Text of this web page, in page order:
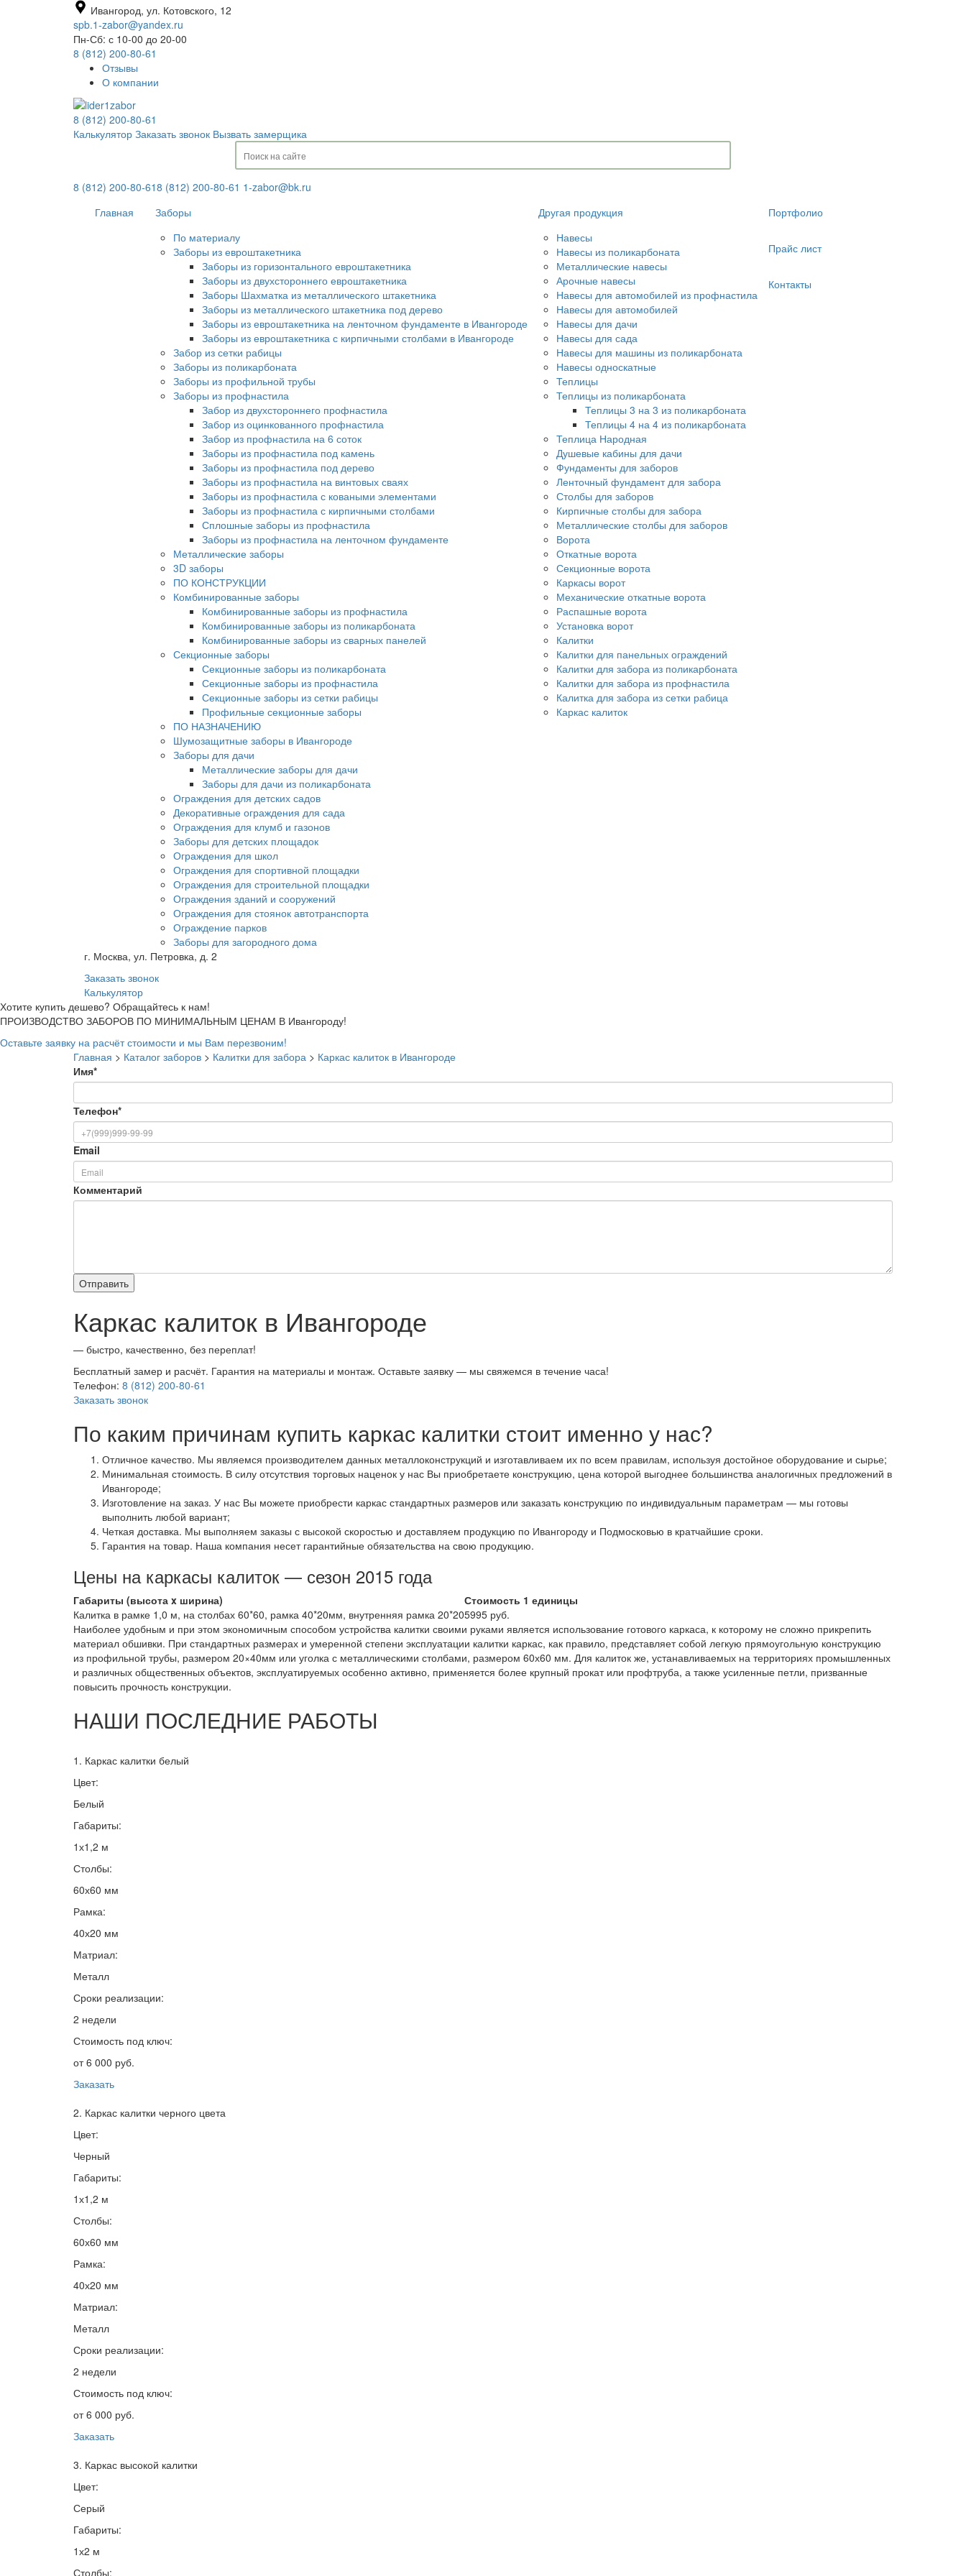
Ивангород, ул. Котовского, 12
spb.1-zabor@yandex.ru
Пн-Сб: с 10-00 до 20-00
8 (812) 200-80-61
Отзывы
О компании
8 (812) 200-80-61
Калькулятор Заказать звонок Вызвать замерщика
8 (812) 200-80-61
Главная
Заборы
По материалу
Заборы из евроштакетника
Заборы из горизонтального евроштакетника
Заборы из двухстороннего евроштакетника
Заборы Шахматка из металлического штакетника
Заборы из металлического штакетника под дерево
Заборы из евроштакетника на ленточном фундаменте в Ивангороде
Заборы из евроштакетника с кирпичными столбами в Ивангороде
Забор из сетки рабицы
Заборы из поликарбоната
Заборы из профильной трубы
Заборы из профнастила
Забор из двухстороннего профнастила
Забор из оцинкованного профнастила
Забор из профнастила на 6 соток
Заборы из профнастила под камень
Заборы из профнастила под дерево
Заборы из профнастила на винтовых сваях
Заборы из профнастила с коваными элементами
Заборы из профнастила с кирпичными столбами
Сплошные заборы из профнастила
Заборы из профнастила на ленточном фундаменте
Металлические заборы
3D заборы
ПО КОНСТРУКЦИИ
Комбинированные заборы
Комбинированные заборы из профнастила
Комбинированные заборы из поликарбоната
Комбинированные заборы из сварных панелей
Секционные заборы
Секционные заборы из поликарбоната
Секционные заборы из профнастила
Секционные заборы из сетки рабицы
Профильные секционные заборы
ПО НАЗНАЧЕНИЮ
Шумозащитные заборы в Ивангороде
Заборы для дачи
Металлические заборы для дачи
Заборы для дачи из поликарбоната
Ограждения для детских садов
Декоративные ограждения для сада
Ограждения для клумб и газонов
Заборы для детских площадок
Ограждения для школ
Ограждения для спортивной площадки
Ограждения для строительной площадки
Ограждения зданий и сооружений
Ограждения для стоянок автотранспорта
Ограждение парков
Заборы для загородного дома
Другая продукция
Навесы
Навесы из поликарбоната
Металлические навесы
Арочные навесы
Навесы для автомобилей из профнастила
Навесы для автомобилей
Навесы для дачи
Навесы для сада
Навесы для машины из поликарбоната
Навесы односкатные
Теплицы
Теплицы из поликарбоната
Теплицы 3 на 3 из поликарбоната
Теплицы 4 на 4 из поликарбоната
Теплица Народная
Душевые кабины для дачи
Фундаменты для заборов
Ленточный фундамент для забора
Столбы для заборов
Кирпичные столбы для забора
Металлические столбы для заборов
Ворота
Откатные ворота
Секционные ворота
Каркасы ворот
Механические откатные ворота
Распашные ворота
Установка ворот
Калитки
Калитки для панельных ограждений
Калитки для забора из поликарбоната
Калитки для забора из профнастила
Калитка для забора из сетки рабица
Каркас калиток
Портфолио
Прайс лист
Контакты
8 (812) 200-80-61 1-zabor@bk.ru
г. Москва, ул. Петровка, д. 2
Заказать звонок
Калькулятор
Хотите купить дешево? Обращайтесь к нам!
ПРОИЗВОДСТВО ЗАБОРОВ ПО МИНИМАЛЬНЫМ ЦЕНАМ В Ивангороду!
Оставьте заявку на расчёт стоимости и мы Вам перезвоним!
Главная > Каталог заборов > Калитки для забора > Каркас калиток в Ивангороде
Имя*
Телефон*
Email
Комментарий
Каркас калиток в Ивангороде
— быстро, качественно, без переплат!
Бесплатный замер и расчёт. Гарантия на материалы и монтаж. Оставьте заявку — мы свяжемся в течение часа!
Телефон: 8 (812) 200-80-61
Заказать звонок
По каким причинам купить каркас калитки стоит именно у нас?
Отличное качество. Мы являемся производителем данных металлоконструкций и изготавливаем их по всем правилам, используя достойное оборудование и сырье;
Минимальная стоимость. В силу отсутствия торговых наценок у нас Вы приобретаете конструкцию, цена которой выгоднее большинства аналогичных предложений в
Ивангороде;
Изготовление на заказ. У нас Вы можете приобрести каркас стандартных размеров или заказать конструкцию по индивидуальным параметрам — мы готовы
выполнить любой вариант;
Четкая доставка. Мы выполняем заказы с высокой скоростью и доставляем продукцию по Ивангороду и Подмосковью в кратчайшие сроки.
Гарантия на товар. Наша компания несет гарантийные обязательства на свою продукцию.
Цены на каркасы калиток — сезон 2015 года
Габариты (высота x ширина)
Стоимость 1 единицы
Калитка в рамке 1,0 м, на столбах 60*60, рамка 40*20мм, внутренняя рамка 20*205995 руб.
Наиболее удобным и при этом экономичным способом устройства калитки своими руками является использование готового каркаса, к которому не сложно прикрепить
материал обшивки. При стандартных размерах и умеренной степени эксплуатации калитки каркас, как правило, представляет собой легкую прямоугольную конструкцию
из профильной трубы, размером 20×40мм или уголка с металлическими столбами, размером 60х60 мм. Для калиток же, устанавливаемых на территориях промышленных
и различных общественных объектов, эксплуатируемых особенно активно, применяется более крупный прокат или профтруба, а также усиленные петли, призванные
повысить прочность конструкции.
НАШИ ПОСЛЕДНИЕ РАБОТЫ
1. Каркас калитки белый
Цвет:
Белый
Габариты:
1х1,2 м
Столбы:
60х60 мм
Рамка:
40х20 мм
Матриал:
Металл
Сроки реализации:
2 недели
Стоимость под ключ:
от 6 000 руб.
Заказать
2. Каркас калитки черного цвета
Цвет:
Черный
Габариты:
1х1,2 м
Столбы:
60х60 мм
Рамка:
40х20 мм
Матриал:
Металл
Сроки реализации:
2 недели
Стоимость под ключ:
от 6 000 руб.
Заказать
3. Каркас высокой калитки
Цвет:
Серый
Габариты:
1х2 м
Столбы: